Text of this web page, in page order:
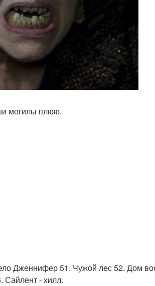
могилы плюю.
Дженнифер 51. Чужой лес 52. Дом
Сайлент - хилл.